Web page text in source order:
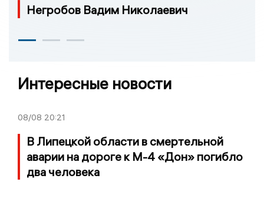
Негробов Вадим Николаевич
Интересные новости
08/08 20:21
В Липецкой области в смертельной
аварии на дороге к М-4 «Дон» погибло
два человека